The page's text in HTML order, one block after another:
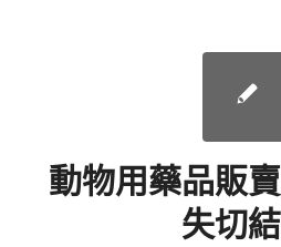
動物用藥品販
失切